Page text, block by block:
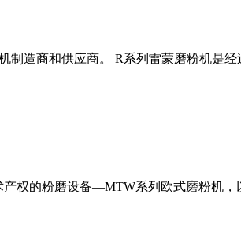
造商和供应商。 R系列雷蒙磨粉机是
权的粉磨设备—MTW系列欧式磨粉机